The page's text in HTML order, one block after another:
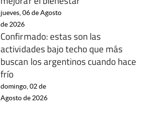
jueves, 06 de Agosto
de 2026
Confirmado: estas son las
actividades bajo techo que más
buscan los argentinos cuando hace
frío
domingo, 02 de
Agosto de 2026